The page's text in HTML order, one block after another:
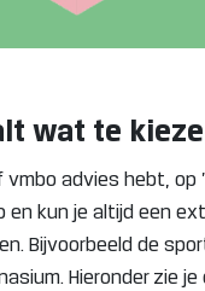
wat te
advies hebt, op
en kun je altijd een
Bijvoorbeeld de
Hieronder zie je